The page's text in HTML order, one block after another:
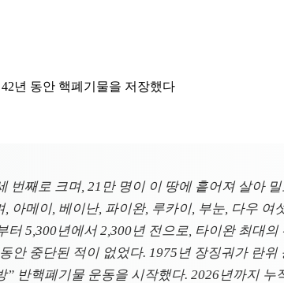
째로 크며, 21만 명이 이 땅에 흩어져 살아
아메이, 베이난, 파이완, 루카이, 부눈, 다우
5,300년에서 2,300년 전으로, 타이완 최대
안 중단된 적이 없었다. 1975년 장징궈가 란
반핵폐기물 운동을 시작했다. 2026년까지